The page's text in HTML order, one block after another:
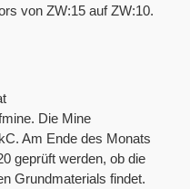
von ZW:15 auf ZW:10.
Die Mine
Am Ende des Monats
geprüft werden, ob die
Grundmaterials findet.